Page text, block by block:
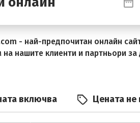
- най-предпочитан онлайн
на нашите клиенти и партньори за
включва Цената